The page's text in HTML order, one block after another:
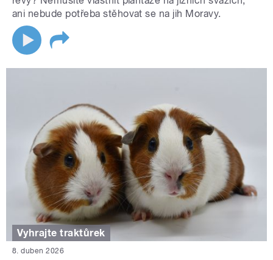
ani nebude potřeba stěhovat se na jih Moravy.
Vyhrajte traktůrek
8. duben 2026